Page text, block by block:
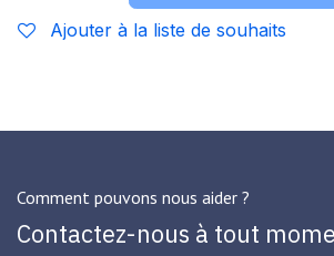
Ajouter à la liste de souhaits
Comment pouvons nous aider ?
Contactez-nous à tout